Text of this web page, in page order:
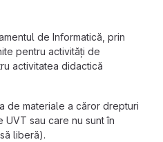
de Informatică, prin
pentru activități de
activitatea didactică
de materiale a căror drepturi
sau care nu sunt în
liberă).